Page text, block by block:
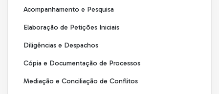
Acompanhamento e Pesquisa
Elaboração de Petições Iniciais
Diligências e Despachos
Cópia e Documentação de Processos
Mediação e Conciliação de Conflitos